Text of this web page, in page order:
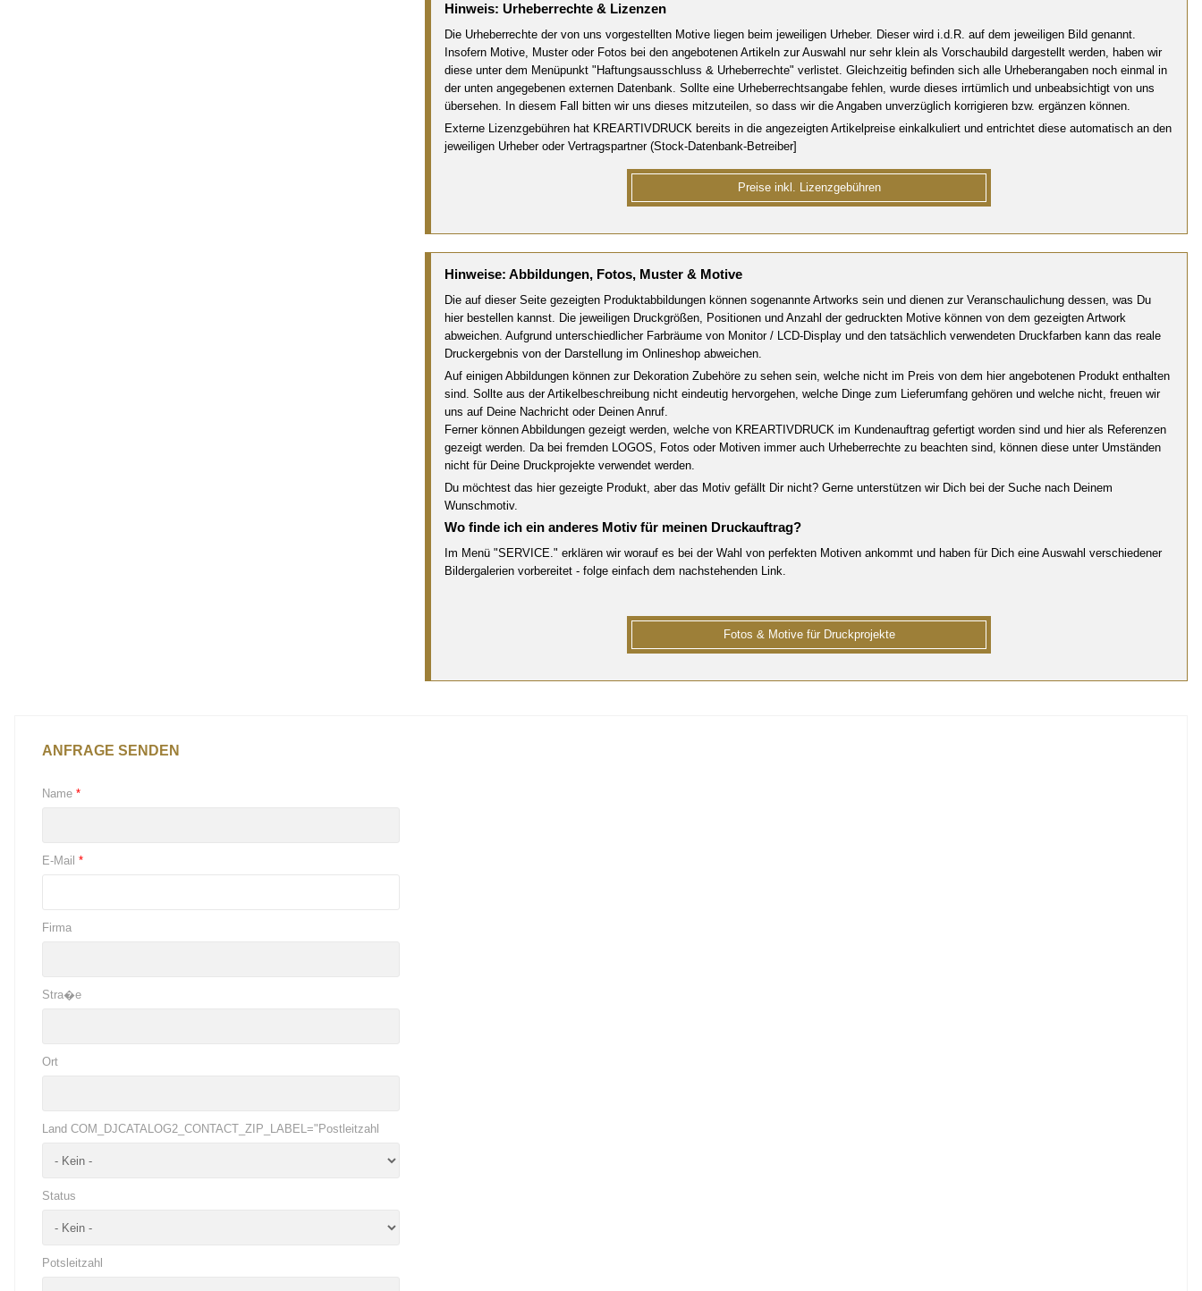
Hinweis: Urheberrechte & Lizenzen
Die Urheberrechte der von uns vorgestellten Motive liegen beim jeweiligen Urheber. Dieser wird i.d.R. auf dem jeweiligen Bild genannt.
Insofern Motive, Muster oder Fotos bei den angebotenen Artikeln zur Auswahl nur sehr klein als Vorschaubild dargestellt werden, haben wir
diese unter dem Menüpunkt "Haftungsausschluss & Urheberrechte" verlistet. Gleichzeitig befinden sich alle Urheberangaben noch einmal in
der unten angegebenen externen Datenbank. Sollte eine Urheberrechtsangabe fehlen, wurde dieses irrtümlich und unbeabsichtigt von uns
übersehen. In diesem Fall bitten wir uns dieses mitzuteilen, so dass wir die Angaben unverzüglich korrigieren bzw. ergänzen können.
Externe Lizenzgebühren hat KREARTIVDRUCK bereits in die angezeigten Artikelpreise einkalkuliert und entrichtet diese automatisch an den
jeweiligen Urheber oder Vertragspartner (Stock-Datenbank-Betreiber]
Preise inkl. Lizenzgebühren
Hinweise: Abbildungen, Fotos, Muster & Motive
Die auf dieser Seite gezeigten Produktabbildungen können sogenannte Artworks sein und dienen zur Veranschaulichung dessen, was Du
hier bestellen kannst. Die jeweiligen Druckgrößen, Positionen und Anzahl der gedruckten Motive können von dem gezeigten Artwork
abweichen. Aufgrund unterschiedlicher Farbräume von Monitor / LCD-Display und den tatsächlich verwendeten Druckfarben kann das reale
Druckergebnis von der Darstellung im Onlineshop abweichen.
Auf einigen Abbildungen können zur Dekoration Zubehöre zu sehen sein, welche nicht im Preis von dem hier angebotenen Produkt enthalten
sind. Sollte aus der Artikelbeschreibung nicht eindeutig hervorgehen, welche Dinge zum Lieferumfang gehören und welche nicht, freuen wir
uns auf Deine Nachricht oder Deinen Anruf.
Ferner können Abbildungen gezeigt werden, welche von KREARTIVDRUCK im Kundenauftrag gefertigt worden sind und hier als Referenzen
gezeigt werden. Da bei fremden LOGOS, Fotos oder Motiven immer auch Urheberrechte zu beachten sind, können diese unter Umständen
nicht für Deine Druckprojekte verwendet werden.
Du möchtest das hier gezeigte Produkt, aber das Motiv gefällt Dir nicht? Gerne unterstützen wir Dich bei der Suche nach Deinem
Wunschmotiv.
Wo finde ich ein anderes Motiv für meinen Druckauftrag?
Im Menü "SERVICE." erklären wir worauf es bei der Wahl von perfekten Motiven ankommt und haben für Dich eine Auswahl verschiedener
Bildergalerien vorbereitet - folge einfach dem nachstehenden Link.
Fotos & Motive für Druckprojekte
ANFRAGE SENDEN
Name *
E-Mail *
Firma
Stra�e
Ort
Land COM_DJCATALOG2_CONTACT_ZIP_LABEL="Postleitzahl
Status
Potsleitzahl